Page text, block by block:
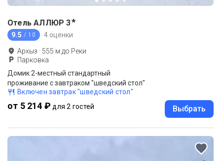
Отель АЛЛЮР 3★
9.5 / 10 4 оценки
Архыз · 555 м до Реки
Парковка
Домик 2-местный стандартный
проживание с завтраком "шведский стол"
Включен завтрак "шведский стол"
от 5 214 ₽ для 2 гостей Выбрать